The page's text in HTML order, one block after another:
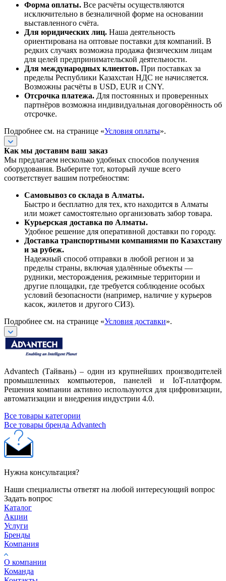
Форма оплаты. Все расчёты осуществляются
исключительно в безналичной форме на основании
выставленного счёта.
Для юридических лиц. Наша деятельность
ориентирована на оптовые поставки для компаний. В
редких случаях возможна продажа физическим лицам
для целей предпринимательской деятельности.
Для международных клиентов. При поставках за
пределы Республики Казахстан НДС не начисляется.
Возможны расчёты в USD, EUR и CNY.
Отсрочка платежа. Для постоянных и проверенных
партнёров возможна индивидуальная договорённость об
отсрочке.
Подробнее см. на странице «Условия оплаты».
Как мы доставим ваш заказ
Мы предлагаем несколько удобных способов получения
оборудования. Выберите тот, который лучше всего
соответствует вашим потребностям:
Самовывоз со склада в Алматы.
Быстро и бесплатно для тех, кто находится в Алматы
или может самостоятельно организовать забор товара.
Курьерская доставка по Алматы.
Удобное решение для оперативной доставки по городу.
Доставка транспортными компаниями по Казахстану
и за рубеж.
Надежный способ отправки в любой регион и за
пределы страны, включая удалённые объекты —
рудники, месторождения, режимные территории и
другие площадки, где требуется соблюдение особых
условий безопасности (например, наличие у курьеров
касок, жилетов и другого СИЗ).
Подробнее см. на странице «Условия доставки».
Advantech (Тайвань) – один из крупнейших производителей
промышленных компьютеров, панелей и IoT-платформ.
Решения компании активно используются для цифровизации,
автоматизации и внедрения индустрии 4.0.
Все товары категории
Все товары бренда Advantech
Нужна консультация?
Наши специалисты ответят на любой интересующий вопрос
Задать вопрос
Каталог
Акции
Услуги
Бренды
Компания
О компании
Команда